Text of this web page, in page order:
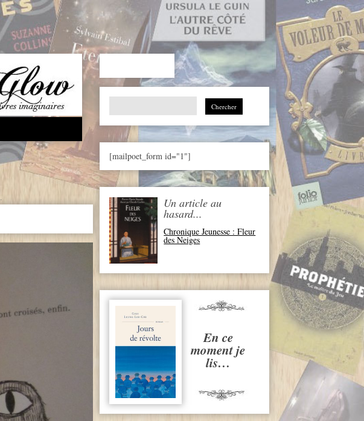
Search
[mailpoet_form id="1"]
Un article au
hasard...
Chronique Jeunesse : Fleur
des Neiges
En ce
moment je
lis…
.